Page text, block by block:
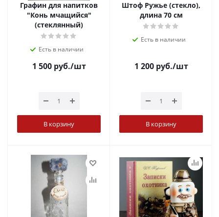
Графин для напитков
"Конь мчащийся"
(стеклянный)
Есть в наличии
1 500руб./шт
В корзину
Штоф Ружье (стекло),
длина 70 см
Есть в наличии
1 200руб./шт
В корзину